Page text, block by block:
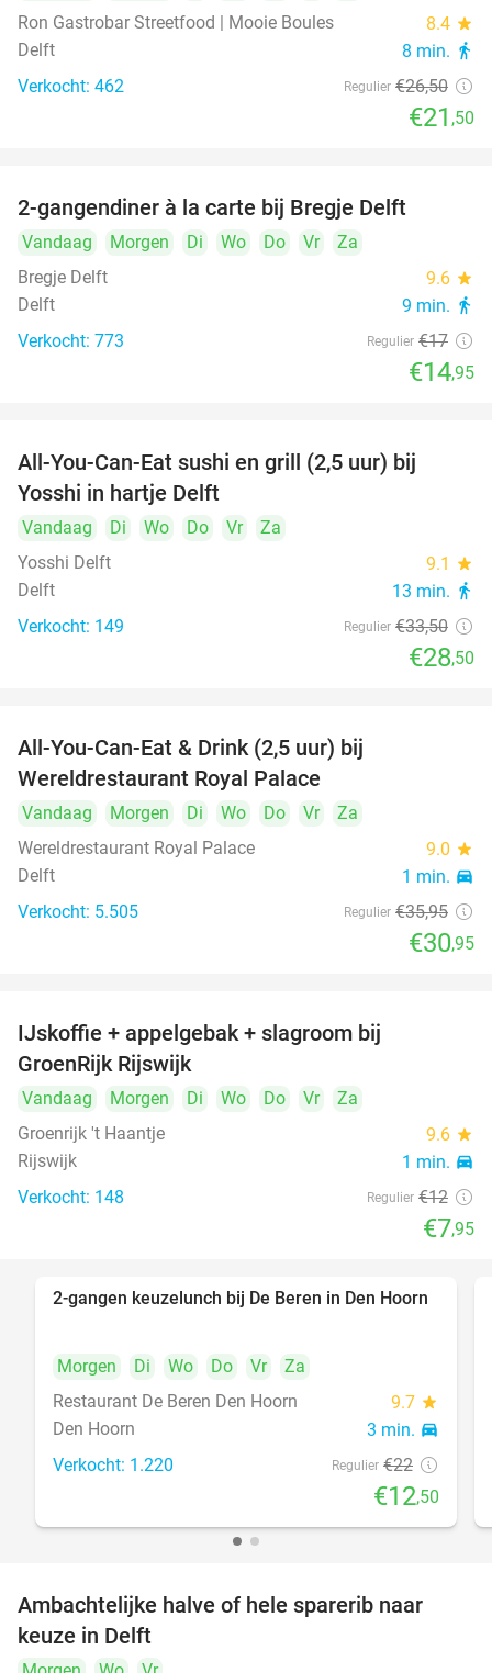
Ron Gastrobar Streetfood | Mooie Boules 8.4 star
Delft 8 min. directions_walk
Verkocht: 462 Regulier €26,50
€21 ,50
2-gangendiner à la carte bij Bregje Delft
Vandaag Morgen Di Wo Do Vr
Za
Bregje Delft
9.6 star
Delft 9 min. directions_walk
Verkocht: 773 Regulier €17
€14,95
All-You-Can-Eat sushi en grill (2,5 uur) bij
Yosshi in hartje Delft
Vandaag Di Wo Do Vr
Za
Yosshi Delft
9.1 star
Delft 13 min. directions_walk
Verkocht: 149 Regulier €33,50
€28,50
All-You-Can-Eat & Drink (2,5 uur) bij
Wereldrestaurant Royal Palace
Vandaag Morgen Di Wo Do Vr
Za
Wereldrestaurant Royal Palace
9.0 star
Delft 1 min. directions_car
Verkocht: 5.505 Regulier €35,95
€30,95
IJskoffie + appelgebak + slagroom bij
GroenRijk Rijswijk
Vandaag Morgen Di Wo Do Vr
Za
Groenrijk 't Haantje
9.6 star
Rijswijk 1 min. directions_car
Verkocht: 148 Regulier €12
€7,95
43%
2-gangen keuzelunch bij De Beren in Den Hoorn
Morgen Di Wo Do Vr
Za
Restaurant De Beren Den Hoorn
9.7 star
Den Hoorn 3 min. directions_car
Verkocht: 1.220 Regulier €22
€12,50
Ambachtelijke halve of hele sparerib naar
keuze in Delft